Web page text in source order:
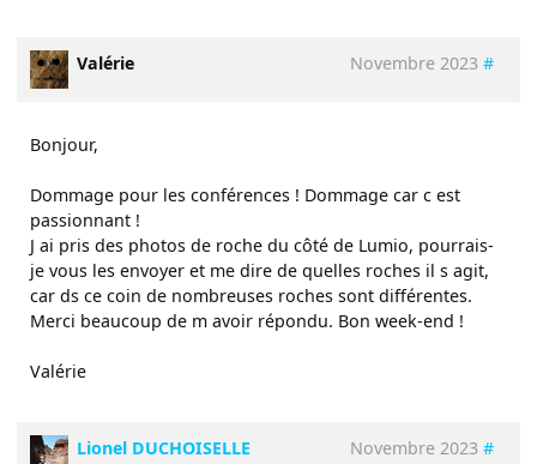
Valérie Novembre 2023 #
Bonjour,
Dommage pour les conférences ! Dommage car c est
passionnant !
J ai pris des photos de roche du côté de Lumio, pourrais-
je vous les envoyer et me dire de quelles roches il s agit,
car ds ce coin de nombreuses roches sont différentes.
Merci beaucoup de m avoir répondu. Bon week-end !
Valérie
Lionel DUCHOISELLE Novembre 2023 #